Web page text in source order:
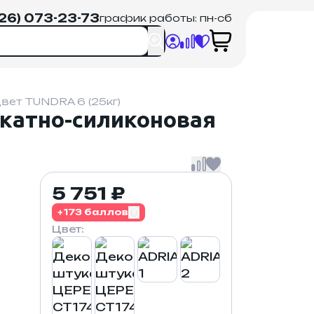
073-23-73график работы: пн-сб
TUNDRA 6 (25кг)
силиконовая
5 751 ₽
+173 баллов
Цвет: